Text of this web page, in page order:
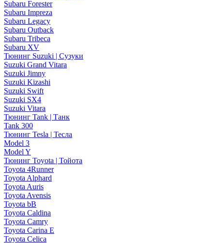
Subaru Forester
Subaru Impreza
Subaru Legacy
Subaru Outback
Subaru Tribeca
Subaru XV
Тюнинг Suzuki | Сузуки
Suzuki Grand Vitara
Suzuki Jimny
Suzuki Kizashi
Suzuki Swift
Suzuki SX4
Suzuki Vitara
Тюнинг Tank | Танк
Tank 300
Тюнинг Tesla | Тесла
Model 3
Model Y
Тюнинг Toyota | Тойота
Toyota 4Runner
Toyota Alphard
Toyota Auris
Toyota Avensis
Toyota bB
Toyota Caldina
Toyota Camry
Toyota Carina E
Toyota Celica